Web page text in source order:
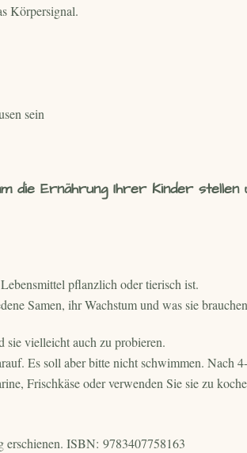
Körpersignal.
sein
die Ernährung Ihrer Kinder stellen
pflanzlich oder tierisch ist.
Samen, ihr Wachstum und was sie
sie vielleicht auch zu probieren.
Es soll aber bitte nicht schwimmen. Nach
Frischkäse oder verwenden Sie sie zu
erschienen. ISBN: 9783407758163